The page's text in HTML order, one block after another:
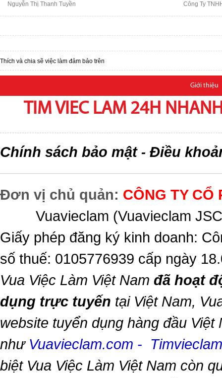
Nguyễn Thị Thanh Tuyền
Công Ty
Thích và chia sẽ việc làm đảm bảo trên
Giới thiệu
TIM VIEC LAM 24H
Chính sách bảo mật- Điều
Đơn vị chủ quản: CÔNG TY CỔ
Vuavieclam (Vuavieclam
Giấy phép đăng ký kinh doanh:
số thuế: 0105776939 cấp ngày
Vua Việc Làm Việt Nam đã hoạt
dụng trực tuyến tại Việt Nam,
website tuyển dụng hàng đầu Việt
như Vuavieclam.com -
biệt Vua Việc Làm Việt Nam còn